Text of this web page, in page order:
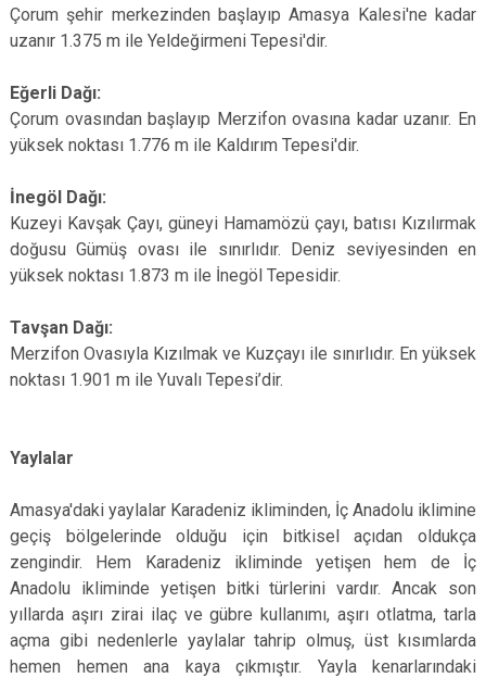
Çorum şehir merkezinden başlayıp Amasya Kalesi'ne kadar
uzanır 1.375 m ile Yeldeğirmeni Tepesi'dir.
Eğerli Dağı:
Çorum ovasından başlayıp Merzifon ovasına kadar uzanır. En
yüksek noktası 1.776 m ile Kaldırım Tepesi'dir.
İnegöl Dağı:
Kuzeyi Kavşak Çayı, güneyi Hamamözü çayı, batısı Kızılırmak
doğusu Gümüş ovası ile sınırlıdır. Deniz seviyesinden en
yüksek noktası 1.873 m ile İnegöl Tepesidir.
Tavşan Dağı:
Merzifon Ovasıyla Kızılmak ve Kuzçayı ile sınırlıdır. En yüksek
noktası 1.901 m ile Yuvalı Tepesi’dir.
Yaylalar
Amasya'daki yaylalar Karadeniz ikliminden, İç Anadolu iklimine
geçiş bölgelerinde olduğu için bitkisel açıdan oldukça
zengindir. Hem Karadeniz ikliminde yetişen hem de İç
Anadolu ikliminde yetişen bitki türlerini vardır. Ancak son
yıllarda aşırı zirai ilaç ve gübre kullanımı, aşırı otlatma, tarla
açma gibi nedenlerle yaylalar tahrip olmuş, üst kısımlarda
hemen hemen ana kaya çıkmıştır. Yayla kenarlarındaki